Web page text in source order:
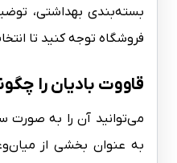
بسته‌بندی بهداشتی،
فروشگاه توجه کنید تا
قاووت بادیان را
می‌توانید آن را به صورت
به عنوان بخشی از